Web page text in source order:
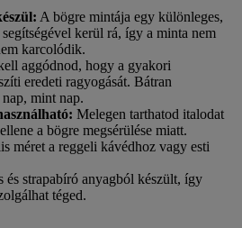
A bögre mintája egy különleges,
kerül rá, így a minta nem
karcolódik.
aggódnod, hogy a gyakori
eredeti ragyogását. Bátran
mint nap.
Melegen tarthatod italodat
a bögre megsérülése miatt.
méret a reggeli kávédhoz vagy esti
és strapabíró anyagból készült, így
téged.